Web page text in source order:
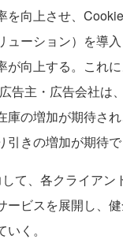
を向上させ、
ューション）を導入
が向上する。これ
告主・広告会社は
庫の増加が期待さ
引きの増加が期待で
て、各クライアン
ービスを展開し、
く。